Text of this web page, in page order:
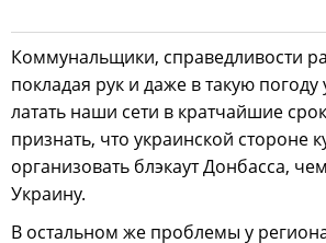
Коммунальщики, справедливости
покладая рук и даже в такую погоду
латать наши сети в кратчайшие
признать, что украинской стороне
организовать блэкаут Донбасса,
Украину.
В остальном же проблемы у